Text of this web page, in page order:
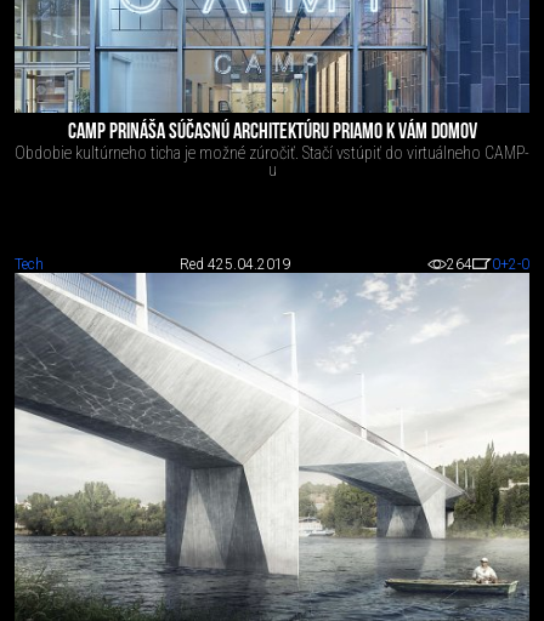
CAMP PRINÁŠA SÚČASNÚ ARCHITEKTÚRU PRIAMO K VÁM DOMOV
Obdobie kultúrneho ticha je možné zúročiť. Stačí vstúpiť do virtuálneho CAMP-
u
Tech Red 425.04.2019 264 0+2-0